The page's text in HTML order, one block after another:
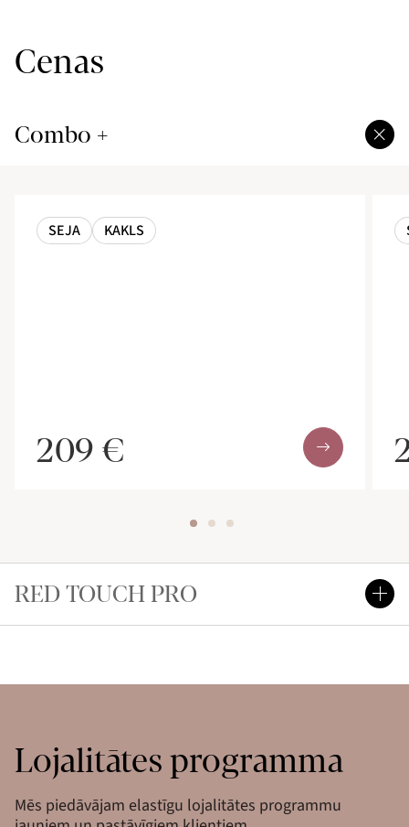
Cenas
Combo +
SEJA KAKLS
209 €
RED TOUCH PRO
Lojalitātes programma
Mēs piedāvājam elastīgu lojalitātes programmu